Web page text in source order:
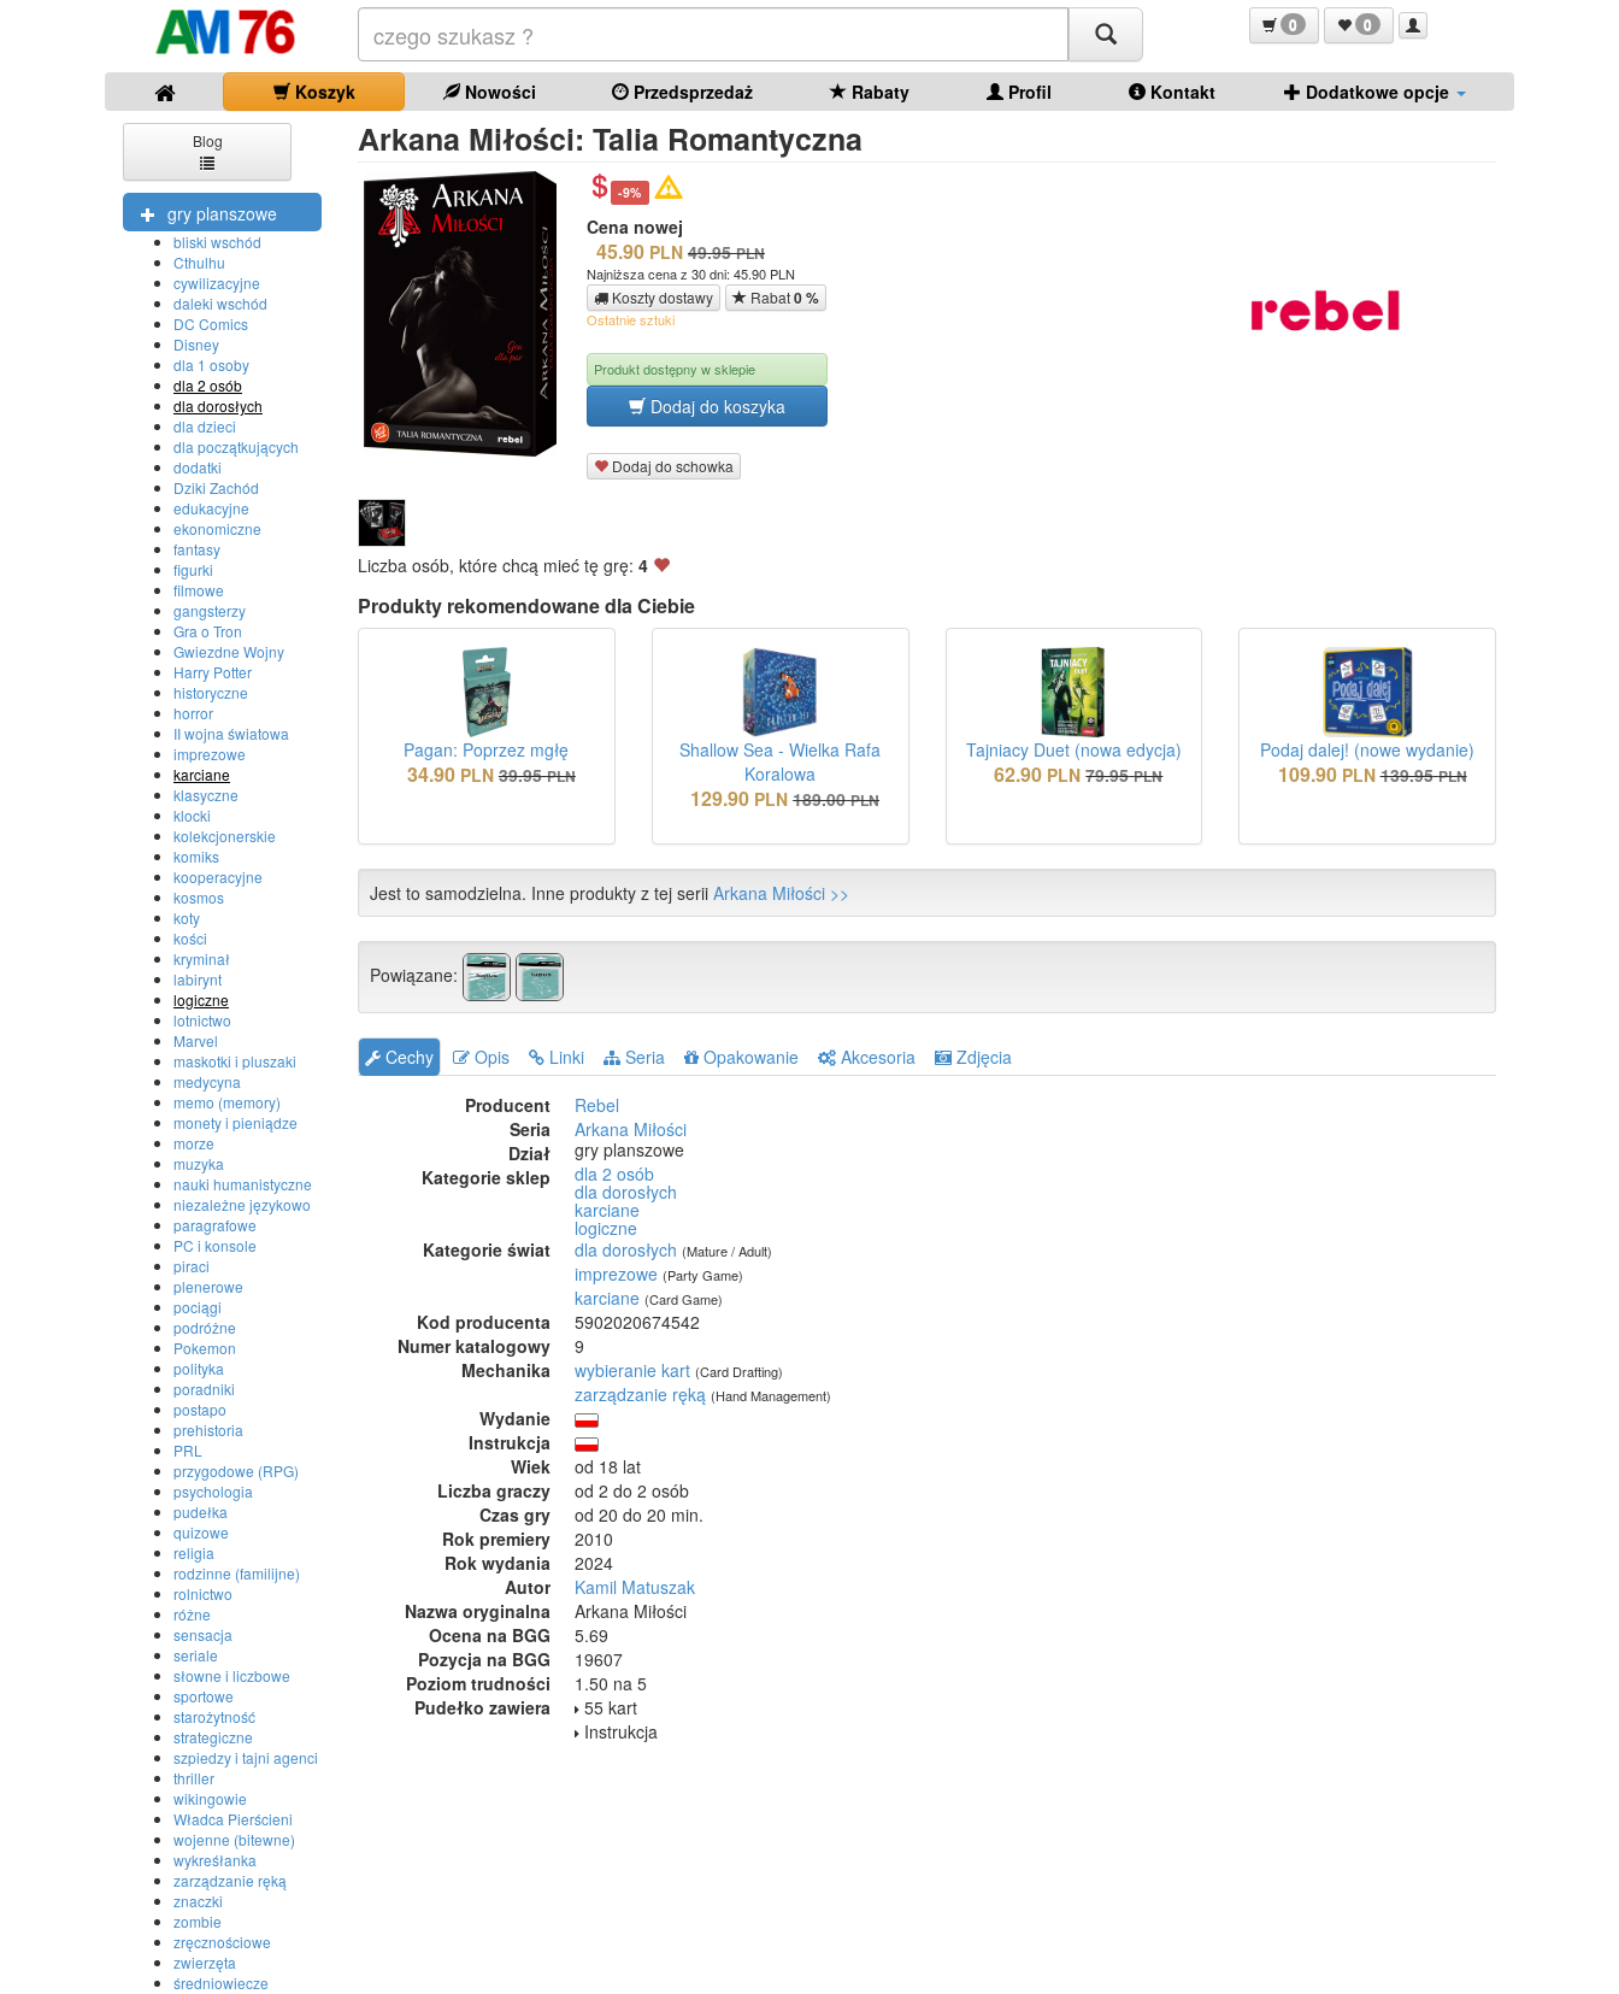
0 0
Koszyk Nowości Przedsprzedaż Rabaty Profil Kontakt Dodatkowe opcje
Blog
gry planszowe
bliski wschód
Cthulhu
cywilizacyjne
daleki wschód
DC Comics
Disney
dla 1 osoby
dla 2 osób
dla dorosłych
dla dzieci
dla początkujących
dodatki
Dziki Zachód
edukacyjne
ekonomiczne
fantasy
figurki
filmowe
gangsterzy
Gra o Tron
Gwiezdne Wojny
Harry Potter
historyczne
horror
II wojna światowa
imprezowe
karciane
klasyczne
klocki
kolekcjonerskie
komiks
kooperacyjne
kosmos
koty
kości
kryminał
labirynt
logiczne
lotnictwo
Marvel
maskotki i pluszaki
medycyna
memo (memory)
monety i pieniądze
morze
muzyka
nauki humanistyczne
niezależne językowo
paragrafowe
PC i konsole
piraci
plenerowe
pociągi
podróżne
Pokemon
polityka
poradniki
postapo
prehistoria
PRL
przygodowe (RPG)
psychologia
pudełka
quizowe
religia
rodzinne (familijne)
rolnictwo
różne
sensacja
seriale
słowne i liczbowe
sportowe
starożytność
strategiczne
szpiedzy i tajni agenci
thriller
wikingowie
Władca Pierścieni
wojenne (bitewne)
wykreśłanka
zarządzanie ręką
znaczki
zombie
zręcznościowe
zwierzęta
średniowiecze
Arkana Miłości: Talia Romantyczna
-9%
Cena nowej
45.90 PLN 49.95 PLN
Najniższa cena z 30 dni: 45.90 PLN
Koszty dostawy Rabat0 %
Ostatnie sztuki
Produkt dostępny w sklepie
Dodaj do koszyka
Dodaj do schowka
Liczba osób, które chcą mieć tę grę: 4
Produkty rekomendowane dla Ciebie
Pagan: Poprzez mgłę
34.90 PLN 39.95 PLN
Shallow Sea - Wielka Rafa
Koralowa
129.90 PLN 189.00 PLN
Tajniacy Duet (nowa edycja)
62.90 PLN 79.95 PLN
Podaj dalej! (nowe wydanie)
109.90 PLN 139.95 PLN
Jest to samodzielna. Inne produkty z tej serii Arkana Miłości >>
Powiązane:
Cechy Opis Linki Seria Opakowanie Akcesoria
Zdjęcia
Producent
Rebel
Seria
Arkana Miłości
Dział
gry planszowe
Kategorie sklep
dla 2 osób
dla dorosłych
karciane
logiczne
Kategorie świat
dla dorosłych (Mature / Adult)
imprezowe (Party Game)
karciane (Card Game)
Kod producenta
5902020674542
Numer katalogowy
9
Mechanika
wybieranie kart (Card Drafting)
zarządzanie ręką (Hand Management)
Wydanie
Instrukcja
Wiek
od 18 lat
Liczba graczy
od 2 do 2 osób
Czas gry
od 20 do 20 min.
Rok premiery
2010
Rok wydania
2024
Autor
Kamil Matuszak
Nazwa oryginalna
Arkana Miłości
Ocena na BGG
5.69
Pozycja na BGG
19607
Poziom trudności
1.50 na 5
Pudełko zawiera
55 kart
Instrukcja